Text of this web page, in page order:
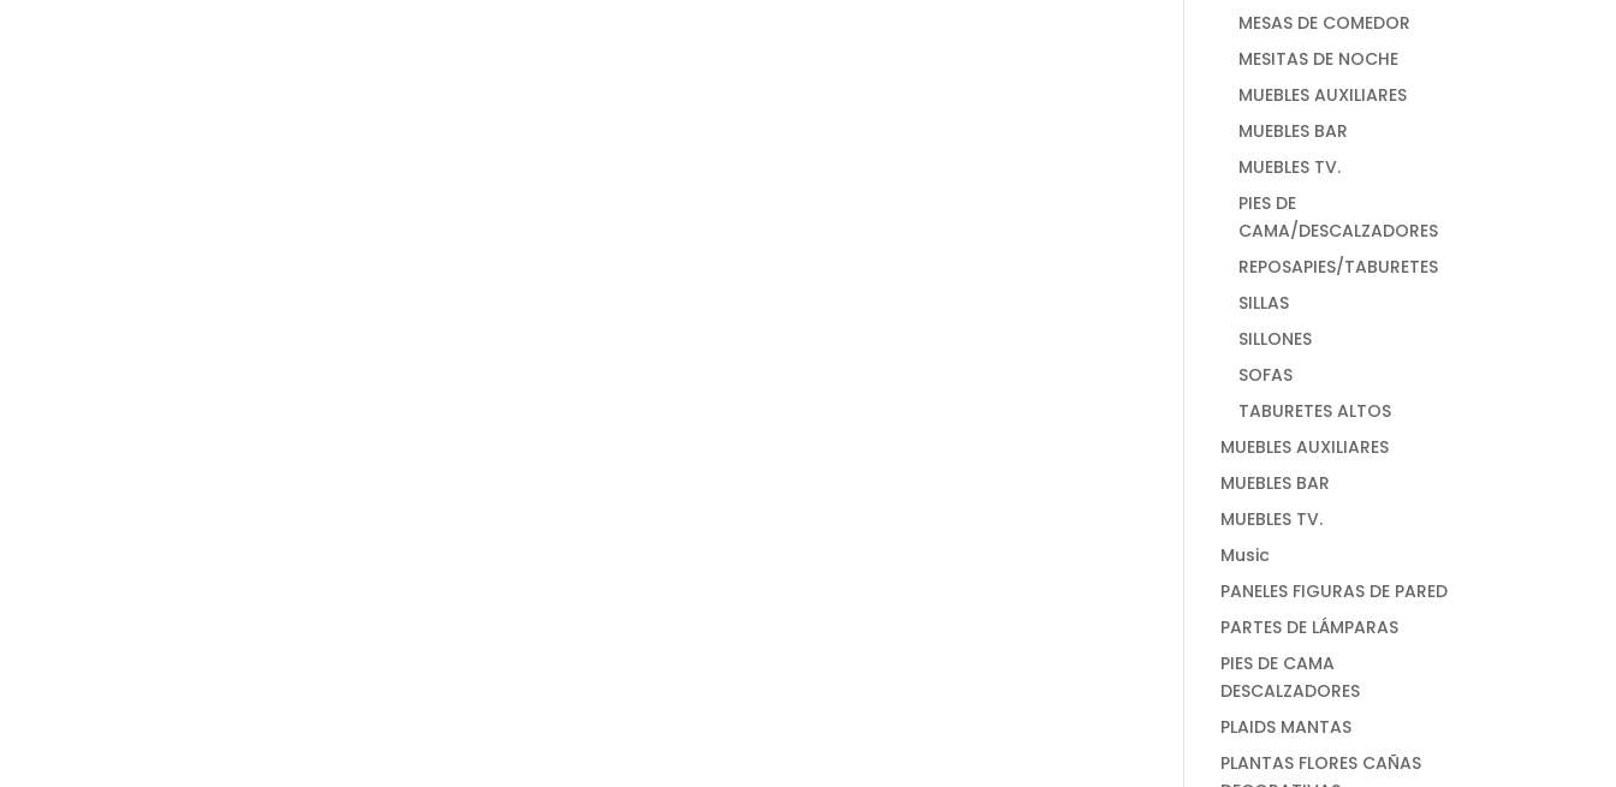
MESAS DE COMEDOR
MESITAS DE NOCHE
MUEBLES AUXILIARES
MUEBLES BAR
MUEBLES TV.
PIES DE
CAMA/DESCALZADORES
REPOSAPIES/TABURETES
SILLAS
SILLONES
SOFAS
TABURETES ALTOS
MUEBLES AUXILIARES
MUEBLES BAR
MUEBLES TV.
Music
PANELES FIGURAS DE PARED
PARTES DE LÁMPARAS
PIES DE CAMA
DESCALZADORES
PLAIDS MANTAS
PLANTAS FLORES CAÑAS